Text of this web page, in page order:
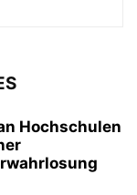
Hochschulen